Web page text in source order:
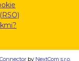
by NextCom s.r.o.